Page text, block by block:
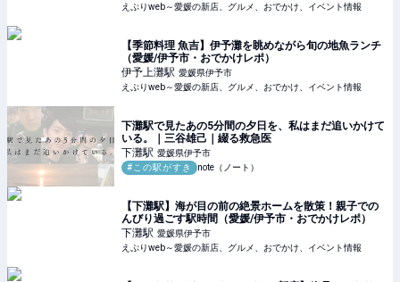
えぷりweb～愛媛の新店、グルメ、おでかけ、イベント情報
【季節料理 魚吉】伊予灘を眺めながら旬の地魚ランチ
（愛媛/伊予市・おでかけレポ）
伊予上灘駅 愛媛県伊予市
えぷりweb～愛媛の新店、グルメ、おでかけ、イベント情報
下灘駅で見たあの5分間の夕日を、私はまだ追いかけて
いる。｜三谷雄己｜綴る救急医
下灘駅 愛媛県伊予市
#この駅がすき
note（ノート）
【下灘駅】海が目の前の絶景ホームを散策！親子での
んびり過ごす駅時間（愛媛/伊予市・おでかけレポ）
下灘駅 愛媛県伊予市
えぷりweb～愛媛の新店、グルメ、おでかけ、イベント情報